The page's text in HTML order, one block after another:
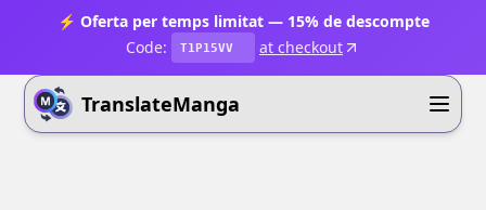
⚡ Oferta per temps limitat — 15% de descompte
Code:
T1P15VV at checkout
TranslateManga